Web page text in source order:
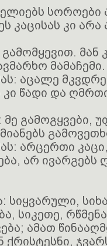
სოროები
კაცისას კი
მან
მამაჩემი.
აცალე
კი წადი და
მე გამოგყვები,
არცერთი
არ ივარგებს
სიყვარული,
სიკეთე,
ამათ